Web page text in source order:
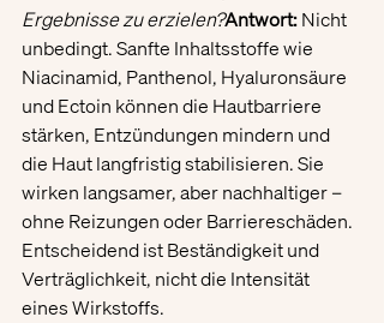
Ergebnisse zu erzielen?Antwort: Nicht
unbedingt. Sanfte Inhaltsstoffe wie
Niacinamid, Panthenol, Hyaluronsäure
und Ectoin können die Hautbarriere
stärken, Entzündungen mindern und
die Haut langfristig stabilisieren. Sie
wirken langsamer, aber nachhaltiger –
ohne Reizungen oder Barriereschäden.
Entscheidend ist Beständigkeit und
Verträglichkeit, nicht die Intensität
eines Wirkstoffs.